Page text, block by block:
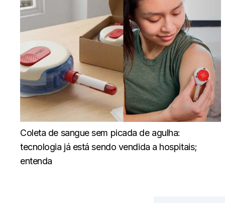
Coleta de sangue sem picada de agulha:
tecnologia já está sendo vendida a hospitais;
entenda